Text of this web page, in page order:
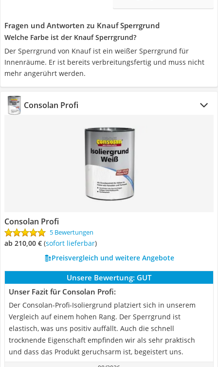
Fragen und Antworten zu Knauf Sperrgrund
Welche Farbe ist der Knauf Sperrgrund?
Der Sperrgrund von Knauf ist ein weißer Sperrgrund für
Innenräume. Er ist bereits verbreitungsfertig und muss nicht
mehr angerührt werden.
Consolan Profi
Consolan Profi
5 Bewertungen
ab 210,00 € ( Sofort lieferbar)
Preisvergleich und weitere Angebote
Unsere Bewertung: GUT
Unser Fazit für Consolan Profi:
Der Consolan-Profi-Isoliergrund platziert sich in unserem
Vergleich auf einem hohen Rang. Der Sperrgrund ist
elastisch, was uns positiv auffällt. Auch die schnell
trocknende Eigenschaft empfinden wir als sehr praktisch
und dass das Produkt geruchsarm ist, begeistert uns.